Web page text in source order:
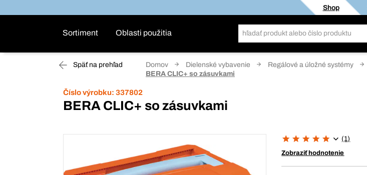
Shop
Sortiment Oblasti použitia
Späť na prehľad Domov Dielenské vybavenie Regálové a úložné systémy
BERA CLIC+ so zásuvkami
Číslo výrobku: 337802
BERA CLIC+ so zásuvkami
(1)
Zobraziť hodnotenie